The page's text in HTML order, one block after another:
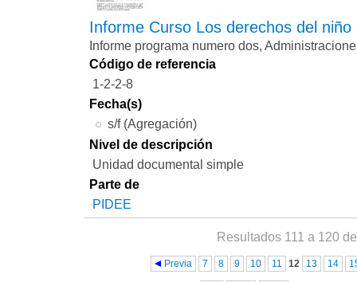
Informe Curso Los derechos del niño
Informe programa numero dos,
Código de referencia
1-2-2-8
Fecha(s)
s/f (Agregación)
Nivel de descripción
Unidad documental simple
Parte de
PIDEE
Resultados 111 a 120
Previa 7 8 9 10 11 12 13 14